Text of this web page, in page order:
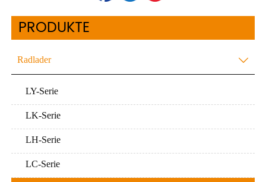
PRODUKTE
Radlader 
LY-Serie
LK-Serie
LH-Serie
LC-Serie